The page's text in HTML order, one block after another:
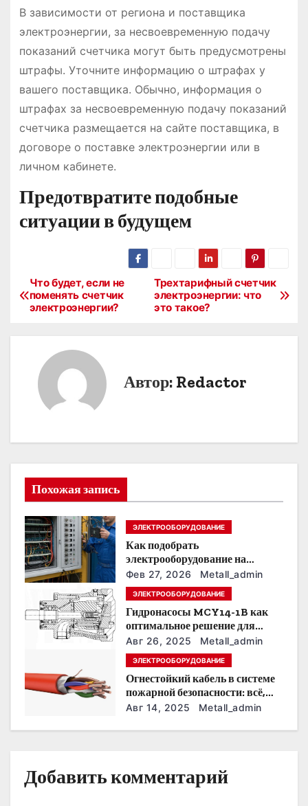
В зависимости от региона и поставщика
электроэнергии, за несвоевременную подачу
показаний счетчика могут быть предусмотрены
штрафы. Уточните информацию о штрафах у
вашего поставщика. Обычно, информация о
штрафах за несвоевременную подачу показаний
счетчика размещается на сайте поставщика, в
договоре о поставке электроэнергии или в
личном кабинете.
Предотвратите подобные
ситуации в будущем
Н
и
я
п
о
а
и
я
Трехтарифный счетчик
электроэнергии: что
это такое?
Что будет, если не
поменять счетчик
электроэнергии?
Автор: Redactor
Похожая запись
ЭЛЕКТРООБОРУДОВАНИЕ
Как подобрать
электрооборудование на
предприятии под тяжелые
условия эксплуатации
Фев 27, 2026 Metall_admin
ЭЛЕКТРООБОРУДОВАНИЕ
Гидронасосы MCY14-1B как
оптимальное решение для
модернизации гидросистем
Авг 26, 2025 Metall_admin
ЭЛЕКТРООБОРУДОВАНИЕ
Огнестойкий кабель в системе
пожарной безопасности: всё,
что нужно знать
Авг 14, 2025 Metall_admin
Добавить комментарий